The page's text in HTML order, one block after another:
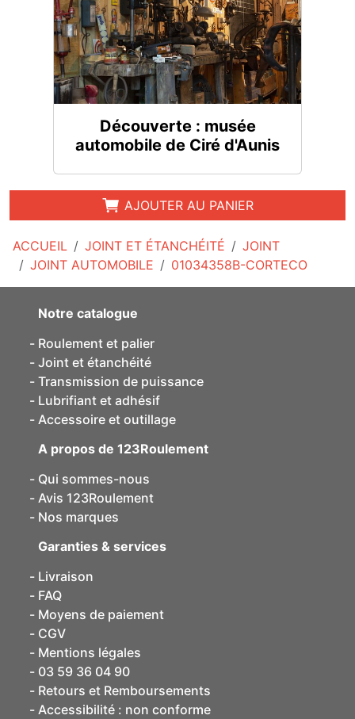
ACCUEIL JOINT ET ÉTANCHÉITÉ
JOINT
JOINT AUTOMOBILE
01034358B-CORTECO
Découverte : musée
automobile de Ciré d'Aunis
AJOUTER AU PANIER
Notre catalogue
Roulement et palier
Joint et étanchéité
Transmission de puissance
Lubrifiant et adhésif
Accessoire et outillage
A propos de 123Roulement
Qui sommes-nous
Avis 123Roulement
Nos marques
Garanties & services
Livraison
FAQ
Moyens de paiement
CGV
Mentions légales
03 59 36 04 90
Retours et Remboursements
Accessibilité : non conforme